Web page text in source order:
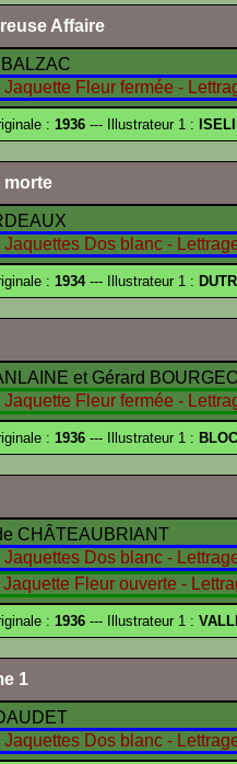
Affaire
: 1936 --- Illustrateur 1 :
morte
: 1934--- Illustrateur 1 :
et Gérard
: 1936 --- Illustrateur 1 :
CHÂTEAUBRIANT
: 1936 --- Illustrateur 1 :
1